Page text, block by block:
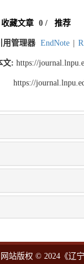
收藏文章 0 /推荐
用管理器 EndNote
文: https://
https://
网站版权 © 2024《辽